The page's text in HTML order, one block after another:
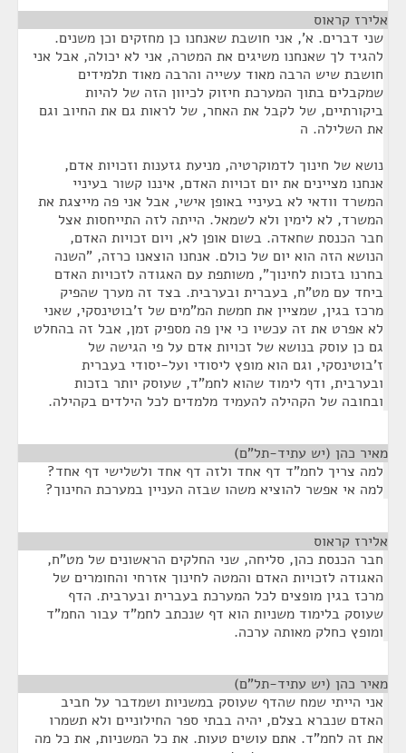
אלירז קראוס
שני דברים. א', אני חושבת שאנחנו כן מחזקים וכן משנים.
להגיד לך שאנחנו משיגים את המטרה, אני לא יכולה, אבל אני
חושבת שיש הרבה מאוד עשייה והרבה מאוד תלמידים
שמקבלים בתוך המערכת חיזוק לכיוון הזה של להיות
ביקורתיים, של לקבל את האחר, של לראות גם את החיוב וגם
את השלילה. ה
נושא של חינוך לדמוקרטיה, מניעת גזענות וזכויות אדם,
אנחנו מציינים את יום זכויות האדם, איננו קשור בעיניי
המשרד וודאי לא בעיניי באופן אישי, אבל אני פה מייצגת את
המשרד, לא לימין ולא לשמאל. הייתה לזה התייחסות אצל
חבר הכנסת שחאדה. בשום אופן לא, ויום זכויות האדם,
הנושא הזה הוא יום של כולם. אנחנו הוצאנו כרזה, "השנה
בחרנו בזכות לחינוך", משותפת עם האגודה לזכויות האדם
ביחד עם מט"ח, בעברית ובערבית. בצד זה מערך שהפיק
מרכז בגין, שמציין את חמשת המ"מים של ז'בוטינסקי, שאני
לא אפרט את זה עכשיו כי אין פה מספיק זמן, אבל זה בהחלט
גם כן עוסק בנושא של זכויות אדם על פי הגישה של
ז'בוטינסקי, וגם הוא מופץ ליסודי ועל-יסודי בעברית
ובערבית, ודף לימוד שהוא לחמ"ד, שעוסק יותר בזכות
ובחובה של הקהילה להעמיד מלמדים לכל הילדים בקהילה.
מאיר כהן (יש עתיד-תל"ם)
למה צריך לחמ"ד דף אחד ולזה דף אחד ולשלישי דף אחד?
למה אי אפשר להוציא משהו שבזה העניין במערכת החינוך?
אלירז קראוס
חבר הכנסת כהן, סליחה, שני החלקים הראשונים של מט"ח,
האגודה לזכויות האדם והמטה לחינוך אזרחי והחומרים של
מרכז בגין מופצים לכל המערכת בעברית ובערבית. הדף
שעוסק בלימוד משניות הוא דף שנכתב לחמ"ד עבור החמ"ד
ומופץ כחלק מאותה ערכה.
מאיר כהן (יש עתיד-תל"ם)
אני הייתי שמח שהדף שעוסק במשניות ושמדבר על חביב
האדם שנברא בצלם, יהיה בבתי ספר החילוניים ולא תשמרו
את זה לחמ"ד. אתם עושים טעות. את כל המשניות, את כל מה